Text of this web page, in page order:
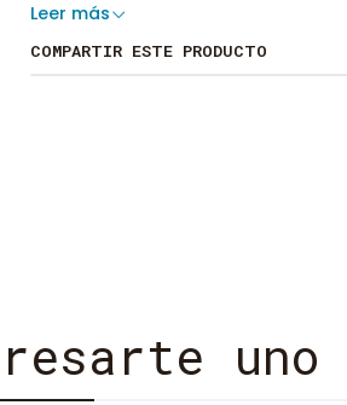
instrucciones no llegan, solo hay
parece haber
únicas personas delante de una
Leer más
COMPARTIR ESTE PRODUCTO
uno